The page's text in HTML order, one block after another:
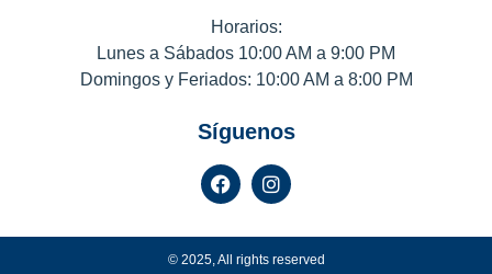
Horarios:
Lunes a Sábados 10:00 AM a 9:00 PM
Domingos y Feriados: 10:00 AM a 8:00 PM
Síguenos
© 2025, All rights reserved